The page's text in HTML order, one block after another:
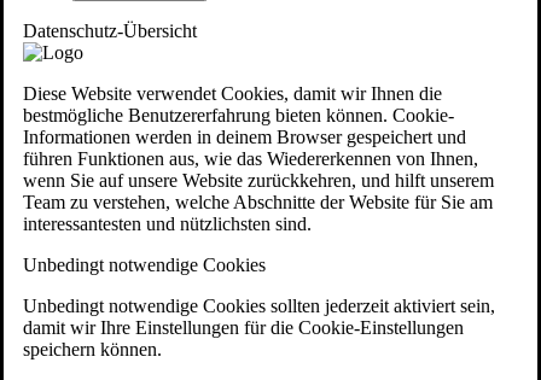
Datenschutz-Übersicht
Diese Website verwendet Cookies, damit wir Ihnen die
bestmögliche Benutzererfahrung bieten können. Cookie-
Informationen werden in deinem Browser gespeichert und
führen Funktionen aus, wie das Wiedererkennen von Ihnen,
wenn Sie auf unsere Website zurückkehren, und hilft unserem
Team zu verstehen, welche Abschnitte der Website für Sie am
interessantesten und nützlichsten sind.
Unbedingt notwendige Cookies
Unbedingt notwendige Cookies sollten jederzeit aktiviert sein,
damit wir Ihre Einstellungen für die Cookie-Einstellungen
speichern können.